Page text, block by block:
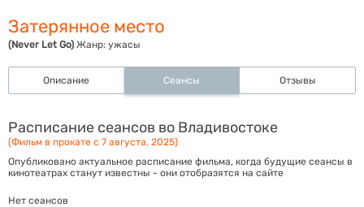
Затерянное место
(Never Let Go) Жанр: ужасы
Описание Сеансы Отзывы
Расписание сеансов во Владивостоке
(Фильм в прокате с 7 августа, 2025)
Опубликовано актуальное расписание фильма, когда будущие сеансы в
кинотеатрах станут известны - они отобразятся на сайте
Нет сеансов